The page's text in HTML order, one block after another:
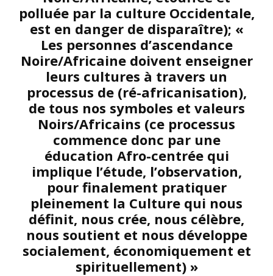
polluée par la culture Occidentale,
est en danger de disparaître); «
Les personnes d’ascendance
Noire/Africaine doivent enseigner
leurs cultures à travers un
processus de (ré-africanisation),
de tous nos symboles et valeurs
Noirs/Africains (ce processus
commence donc par une
éducation Afro-centrée qui
implique l’étude, l’observation,
pour finalement pratiquer
pleinement la Culture qui nous
définit, nous crée, nous célèbre,
nous soutient et nous développe
socialement, économiquement et
spirituellement) »